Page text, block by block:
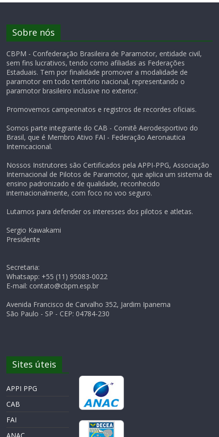
Sobre nós
CBPM - Confederação Brasileira de Paramotor, entidade civil,
sem fins lucrativos, tendo como afiliadas as Federações
Estaduais. Tem por finalidade promover a modalidade de
paramotor em todo território nacional, representando o
paramotor brasileiro inclusive no exterior.
Promovemos campeonatos e registros de recordes oficiais.
Somos parte integrante do CAB - Comitê Aerodesportivo do
Brasil, que é Membro Ativo FAI - Federação Aeronautica
Interncacional.
Nossos Instrutores são Certificados pela APPI-PPG, Associação
Internacional de Pilotos de Paramotor, que aplica um sistema de
ensino padronizado e de qualidade, reconhecido
internacionalmente, com foco no voo seguro.
Lutamos para defender os interesses dos pilotos e atletas.
Sergio Kawakami
Presidente
Secretaria:
Whatsapp: +55 (11) 95083-0022
E-mail: contato@cbpm.esp.br
Avenida Francisco de Carvalho 352, Jardim Ipanema
São Paulo - SP - CEP: 04784-230
Sites úteis
APPI PPG
CAB
FAI